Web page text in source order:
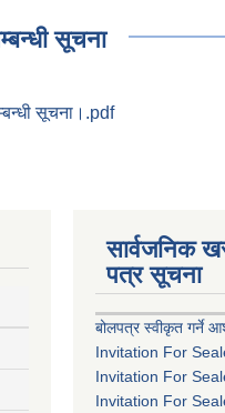
सूचना
सूचना।.pdf
सार्वजनिक
पत्र सूचना
बोलपत्र स्वीकृत गर्ने
Invitation For
Invitation For
Invitation For